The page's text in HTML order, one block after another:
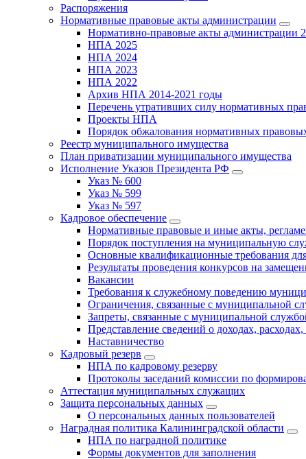
Распоряжения
Нормативные правовые акты администрации
Нормативно-правовые акты администрации
НПА 2025
НПА 2024
НПА 2023
НПА 2022
Архив НПА 2014-2021 годы
Перечень утративших силу нормативных
Проекты НПА
Порядок обжалования нормативных
Реестр муниципального имущества
План приватизации муниципального имущества
Исполнение Указов Президента РФ
Указ № 600
Указ № 599
Указ № 597
Кадровое обеспечение
Нормативные правовые и иные акты,
Порядок поступления на муниципальную
Основные квалификационные требования
Результаты проведения конкурсов на
Вакансии
Требования к служебному поведению
Ограничения, связанные с муниципальной
Запреты, связанные с муниципальной
Представление сведений о доходах,
Наставничество
Кадровый резерв
НПА по кадровому резерву
Протоколы заседаний комиссии по
Аттестация муниципальных служащих
Защита персональных данных
О персональных данных пользователей
Наградная политика Калининградской области
НПА по наградной политике
Формы документов для заполнения